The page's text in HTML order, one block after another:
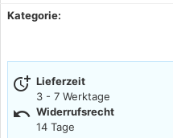
Kategorie:
more_time Lieferzeit
3 - 7 Werktage
undo Widerrufsrecht
14 Tage